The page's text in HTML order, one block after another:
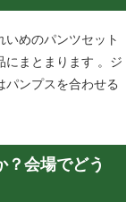
いめのパンツセット
にまとまります 。ジ
パンプスを合わせる
？会場でどう